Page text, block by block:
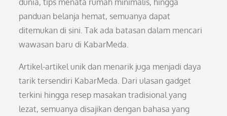
dunia, tips menata rumah minimalis, hingga
panduan belanja hemat, semuanya dapat
ditemukan di sini. Tak ada batasan dalam mencari
wawasan baru di KabarMeda.
Artikel-artikel unik dan menarik juga menjadi daya
tarik tersendiri KabarMeda. Dari ulasan gadget
terkini hingga resep masakan tradisional yang
lezat, semuanya disajikan dengan bahasa yang